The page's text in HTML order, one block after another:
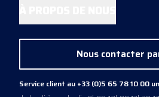
Nous contacter
Service client au +33 (0)5 65 78 10 00